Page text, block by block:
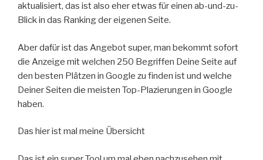
aktualisiert, das ist also eher etwas für einen ab-und-zu-
Blick in das Ranking der eigenen Seite.
Aber dafür ist das Angebot super, man bekommt sofort
die Anzeige mit welchen 250 Begriffen Deine Seite auf
den besten Plätzen in Google zu finden ist und welche
Deiner Seiten die meisten Top-Plazierungen in Google
haben.
Das hier ist mal meine Übersicht